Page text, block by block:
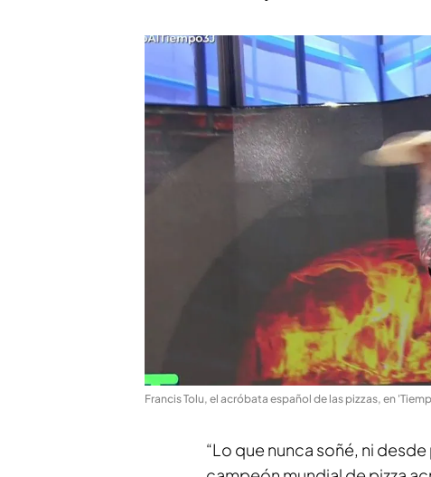
Francis Tolu, el acróbata español de las pizzas, en
“Lo que nunca soñé, ni